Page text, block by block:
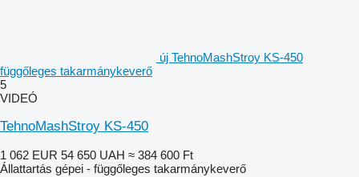
új TehnoMashStroy KS-450
függőleges takarmánykeverő
5
VIDEÓ
TehnoMashStroy KS-450
1 062 EUR 54 650 UAH ≈ 384 600 Ft
Állattartás gépei - függőleges takarmánykeverő